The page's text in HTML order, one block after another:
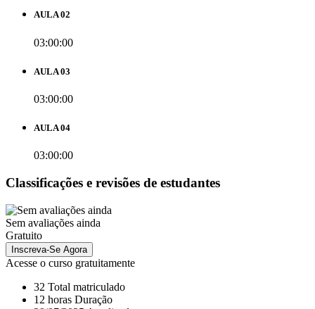
AULA 02
03:00:00
AULA 03
03:00:00
AULA 04
03:00:00
Classificações e revisões de estudantes
Sem avaliações ainda
Gratuito
Inscreva-Se Agora
Acesse o curso gratuitamente
32 Total matriculado
12 horas Duração